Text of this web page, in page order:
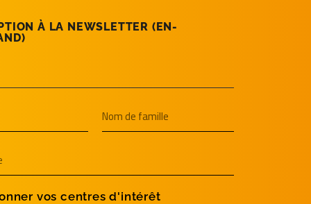
À LA NEWSLETTER (EN­
vos centres d'intérêt